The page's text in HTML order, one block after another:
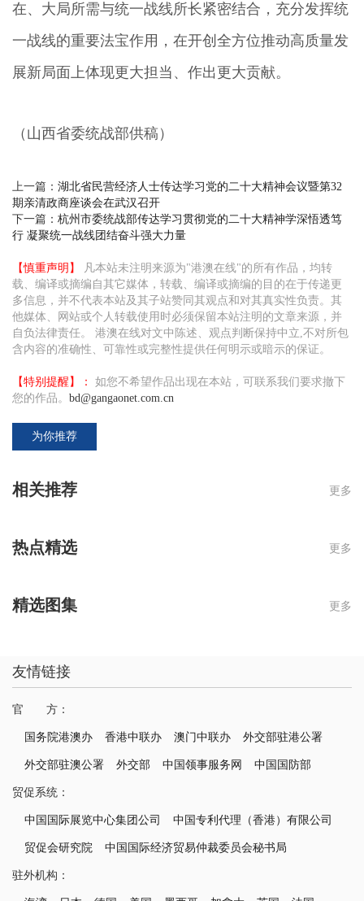
在、大局所需与统一战线所长紧密结合，充分发挥统
一战线的重要法宝作用，在开创全方位推动高质量发
展新局面上体现更大担当、作出更大贡献。
（山西省委统战部供稿）
上一篇： 湖北省民营经济人士传达学习党的二十大精神会议暨第32
期亲清政商座谈会在武汉召开
下一篇： 杭州市委统战部传达学习贯彻党的二十大精神学深悟透笃
行 凝聚统一战线团结奋斗强大力量
【慎重声明】
凡本站未注明来源为"港澳在线"的所有作品，均转
载、编译或摘编自其它媒体，转载、编译或摘编的目的在于传递更
多信息，并不代表本站及其子站赞同其观点和对其真实性负责。其
他媒体、网站或个人转载使用时必须保留本站注明的文章来源，并
自负法律责任。 港澳在线对文中陈述、观点判断保持中立,不对所包
含内容的准确性、可靠性或完整性提供任何明示或暗示的保证。
【特别提醒】：
如您不希望作品出现在本站，可联系我们要求撤下
您的作品。 bd@gangaonet.com.cn
为你推荐
相关推荐 更多
热点精选 更多
精选图集 更多
友情链接
官 方：
国务院港澳办 香港中联办 澳门中联办 外交部驻港公署
外交部驻澳公署 外交部 中国领事服务网 中国国防部
贸促系统：
中国国际展览中心集团公司 中国专利代理（香港）有限公司
贸促会研究院 中国国际经济贸易仲裁委员会秘书局
驻外机构：